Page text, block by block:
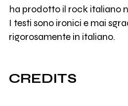
ha prodotto il rock italiano
I testi sono ironici e mai
rigorosamente in italiano.
CREDITS